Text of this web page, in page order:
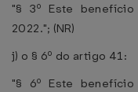
"§ 3º Este
2022."; (NR)
j) o § 6º do artigo 41:
"§ 6º Este